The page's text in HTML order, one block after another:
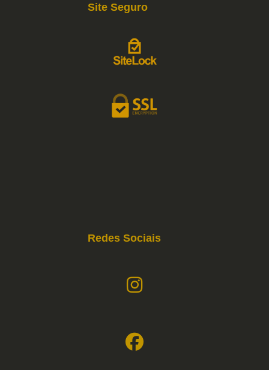
Site Seguro
Redes Sociais